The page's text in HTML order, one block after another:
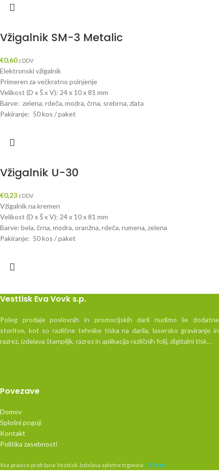
Vžigalnik SM-3 Metalic
€0,60 z DDV
Elektronski vžigalnik
Primeren za večkratno polnjenje
Velikost (D x Š x V): 24 x 10 x 81 mm
Barve: zelena, rdeča, modra, črna, srebrna, zlata
Pakiranje: 50 kos / paket
Vžigalnik U-30
€0,23 z DDV
Vžigalnik na kremen
Velikost (D x Š x V): 24 x 10 x 81 mm
Barve: bela, črna, modra, oranžna, rdeča, rumena, zelena
Pakiranje: 50 kos / paket
Vesttisk Eva Vovk s.p.
Poleg prodaje poslovnih in promocijskih daril nudimo še dodatne
storitve, kot so različne tehnike tiska na darila, lasersko graviranje in
razrez, izdelava štampiljk, razrez in aplikacija različnih folij, digitalni tisk…
Povezave
Domov
Splošni pogoji
Kontakt
Politika zasebnosti
Vse pravice pridržane Vesttisk. Izdelava spletne trgovine DS Team